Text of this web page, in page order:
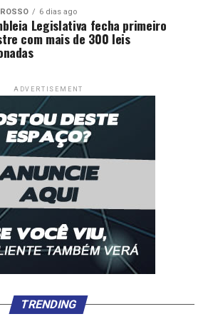
6 dias ago
Legislativa fecha primeiro
com mais de 300 leis
ADVERTISEMENT
TRENDING